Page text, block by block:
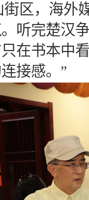
街区，海外
听完楚汉
在书本中
接感。”